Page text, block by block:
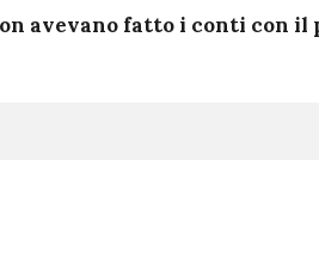
avevano fatto i conti con il